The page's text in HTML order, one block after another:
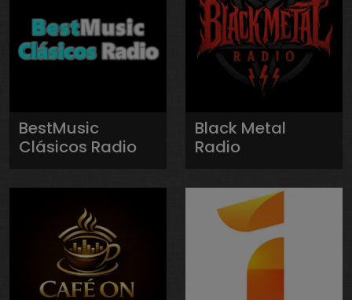
BestMusic
Clásicos Radio
Black Metal
Radio